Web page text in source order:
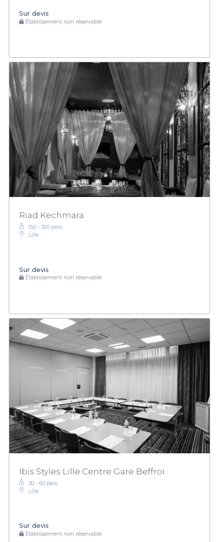
Sur devis
Établissement non réservable
Riad Kechmara
150 - 320 pers.
Lille
Sur devis
Établissement non réservable
Ibis Styles Lille Centre Gare Beffroi
30 - 60 pers.
Lille
Sur devis
Établissement non réservable